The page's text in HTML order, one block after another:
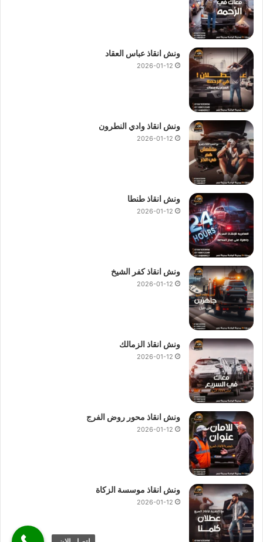
ونش انقاذ عباس العقاد
2026-01-12
ونش انقاذ وادي النطرون
2026-01-12
ونش انقاذ طنطا
2026-01-12
ونش انقاذ كفر الشيخ
2026-01-12
ونش انقاذ الزمالك
2026-01-12
ونش انقاذ محور روض الفرج
2026-01-12
ونش انقاذ موسسة الزكاة
2026-01-12